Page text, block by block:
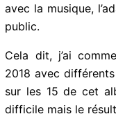
change, du moins
pas d’autres choix
Cela dit, j’ai
2018 avec
titres sur les 15 de